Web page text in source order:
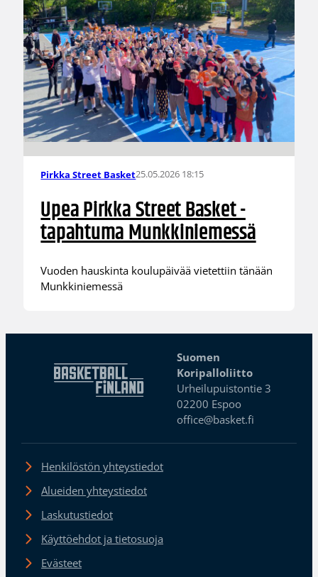
Pirkka Street Basket25.05.2026 18:15
Upea Pirkka Street Basket -
tapahtuma Munkkiniemessä
Vuoden hauskinta koulupäivää vietettiin tänään
Munkkiniemessä
Suomen
Koripalloliitto
Urheilupuistontie 3
02200 Espoo
office@basket.fi
Henkilöstön yhteystiedot
Alueiden yhteystiedot
Laskutustiedot
Käyttöehdot ja tietosuoja
Evästeet